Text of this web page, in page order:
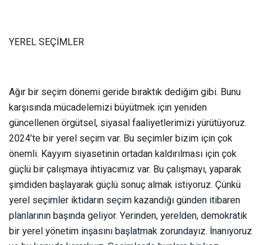
YEREL SEÇİMLER
Ağır bir seçim dönemi geride bıraktık dediğim gibi. Bunu
karşısında mücadelemizi büyütmek için yeniden
güncellenen örgütsel, siyasal faaliyetlerimizi yürütüyoruz.
2024’te bir yerel seçim var. Bu seçimler bizim için çok
önemli. Kayyım siyasetinin ortadan kaldırılması için çok
güçlü bir çalışmaya ihtiyacımız var. Bu çalışmayı, yaparak
şimdiden başlayarak güçlü sonuç almak istiyoruz. Çünkü
yerel seçimler iktidarın seçim kazandığı günden itibaren
planlarının başında geliyor. Yerinden, yerelden, demokratik
bir yerel yönetim inşasını başlatmak zorundayız. İnanıyoruz